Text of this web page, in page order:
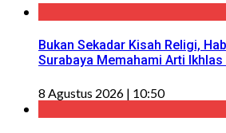
Bukan Sekadar Kisah Religi,
Surabaya Memahami Arti Ikhlas
8 Agustus 2026 | 10:50